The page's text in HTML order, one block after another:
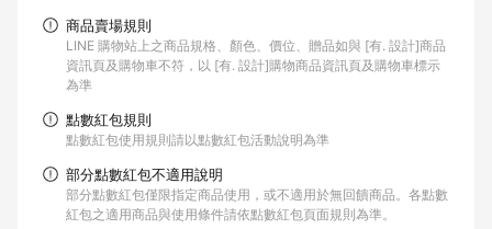
商品賣場規則
LINE 購物站上之商品規格、顏色、價位、贈品如與 [有. 設計]商品
資訊頁及購物車不符，以 [有. 設計]購物商品資訊頁及購物車標示
為準
點數紅包規則
點數紅包使用規則請以點數紅包活動說明為準
部分點數紅包不適用說明
部分點數紅包僅限指定商品使用，或不適用於無回饋商品。各點數
紅包之適用商品與使用條件請依點數紅包頁面規則為準。